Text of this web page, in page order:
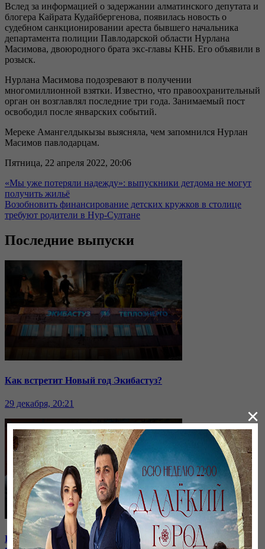
Вслед за информацией о задержании алматинского депутата и
блогера Кайрата Кудайбергенова, появилась новость о
судебном санкционировании ареста бывшего начальника
департамента полиции Павлодарской области Нурлана
Масимова, двоюродного брата экс-главы КНБ. Его объявили в
розыск.
Нурлана Масимова подозревают в получении
многомиллионной взятки. Известно, что правоохранительный
орган он возглавлял последние три года. Занимаемый пост
освободил после январских событий.
Мереке Амангелдыкызы выясняла, чем запомнился Нурлан
Масимов павлодарцам.
Пятница, 22 апреля 2022, 20:06
«Мы уже потеряли надежду»: выпускники детдома не могут
получить жильё
Возобновить финансирование детских кружков в столице
требуют родители в Нур-Султане
Последние выпуски
Как встретит Новый год Экибастуз?
29 декабря, 20:21
Кыргызстан отдаёт водохранилище: на какие уступки
×